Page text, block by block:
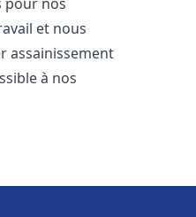
et nous
assainissement
à nos